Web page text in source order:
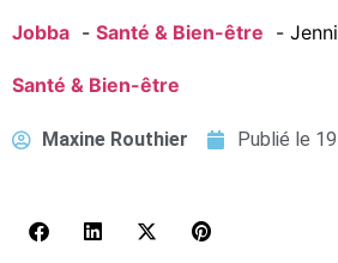
Jobba Santé & Bien-être
Santé & Bien-être
Maxine Routhier Publié le